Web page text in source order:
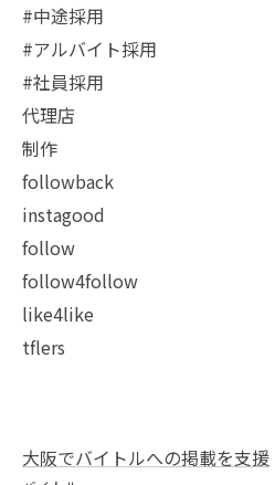
#中途採用
#アルバイト採用
#社員採用
代理店
制作
followback
instagood
follow
follow4follow
like4like
tflers
大阪でバイトルへの掲載を支援